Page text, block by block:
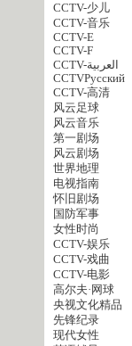
CCTV-少儿
CCTV-音乐
CCTV-E
CCTV-F
CCTV-العربية
CCTVPусский
CCTV-高清
风云足球
风云音乐
第一剧场
风云剧场
世界地理
电视指南
怀旧剧场
国防军事
女性时尚
CCTV-娱乐
CCTV-戏曲
CCTV-电影
高尔夫·网球
央视文化精品
先锋纪录
现代女性